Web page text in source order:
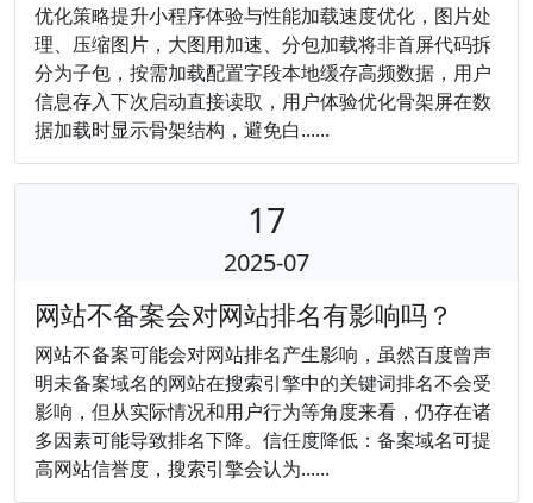
优化策略提升小程序体验与性能加载速度优化，图片处
理、压缩图片，大图用加速、分包加载将非首屏代码拆
分为子包，按需加载配置字段本地缓存高频数据，用户
信息存入下次启动直接读取，用户体验优化骨架屏在数
据加载时显示骨架结构，避免白......
17
2025-07
网站不备案会对网站排名有影响吗？
网站不备案可能会对网站排名产生影响，虽然百度曾声
明未备案域名的网站在搜索引擎中的关键词排名不会受
影响，但从实际情况和用户行为等角度来看，仍存在诸
多因素可能导致排名下降。信任度降低：备案域名可提
高网站信誉度，搜索引擎会认为......